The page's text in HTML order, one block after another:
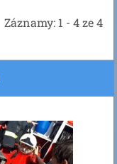
Záznamy: 1 - 4 ze 4